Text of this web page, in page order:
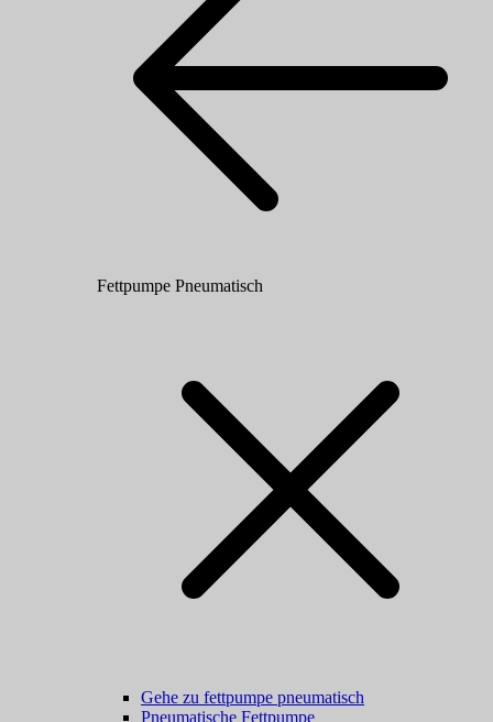
Fettpumpe Pneumatisch
Gehe zu fettpumpe pneumatisch
Pneumatische Fettpumpe